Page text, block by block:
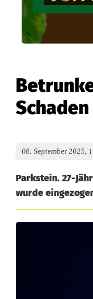
Schaden
08. September 2025,
Parkstein. 27-
wurde